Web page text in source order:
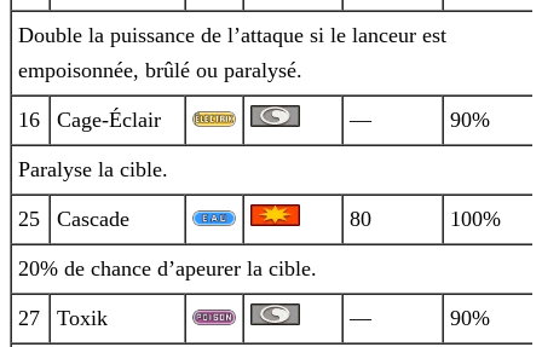
Double la puissance de l’attaque si le lanceur est
empoisonnée, brûlé ou paralysé.
16 Cage-Éclair — 90%
Paralyse la cible.
25 Cascade 80 100%
20% de chance d’apeurer la cible.
27 Toxik — 90%